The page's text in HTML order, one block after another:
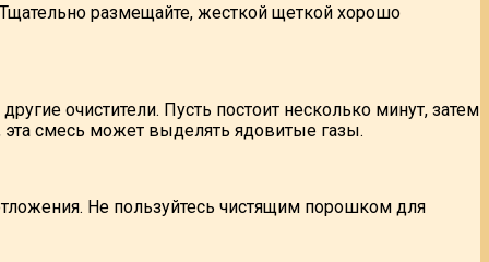
размещайте, жесткой щеткой хорошо
очистители. Пусть постоит несколько минут, затем
эта смесь может выделять ядовитые газы.
Не пользуйтесь чистящим порошком для